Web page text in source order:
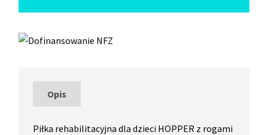
Opis
Piłka rehabilitacyjna dla dzieci HOPPER z rogami